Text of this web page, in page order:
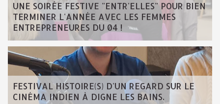
UNE SOIRÉE FESTIVE "ENTR'ELLES" POUR BIEN
TERMINER L'ANNÉE AVEC LES FEMMES
ENTREPRENEURES DU 04 !
FESTIVAL HISTOIRE(S) D'UN REGARD SUR LE
CINÉMA INDIEN À DIGNE LES BAINS.